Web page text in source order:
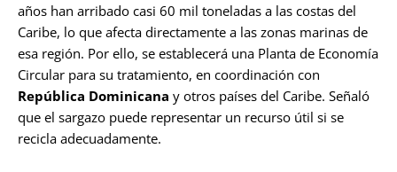
años han arribado casi 60 mil toneladas a las costas del
Caribe, lo que afecta directamente a las zonas marinas de
esa región. Por ello, se establecerá una Planta de Economía
Circular para su tratamiento, en coordinación con
República Dominicana y otros países del Caribe. Señaló
que el sargazo puede representar un recurso útil si se
recicla adecuadamente.